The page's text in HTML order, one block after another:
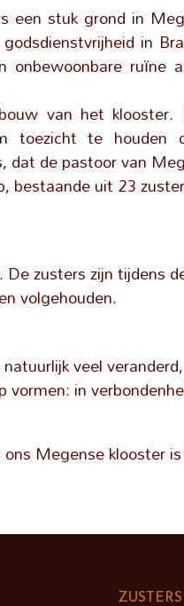
een stuk grond in
in
onbewoonbare ruïne
van het klooster.
toezicht te houden
dat de pastoor van
bestaande uit 23
zusters zijn tijdens
volgehouden.
veel
vormen: in
Megense klooster